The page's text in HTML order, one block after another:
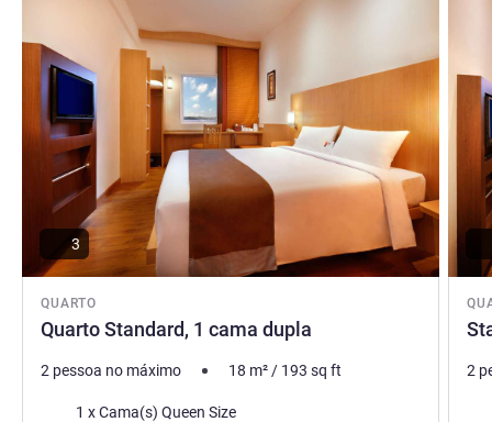
QUARTO
Quarto Standard, 1 cama dupla
3
2 pessoa no máximo 18 m²/ 193 sq ft
Cama1 x Cama(s) Queen Size
2